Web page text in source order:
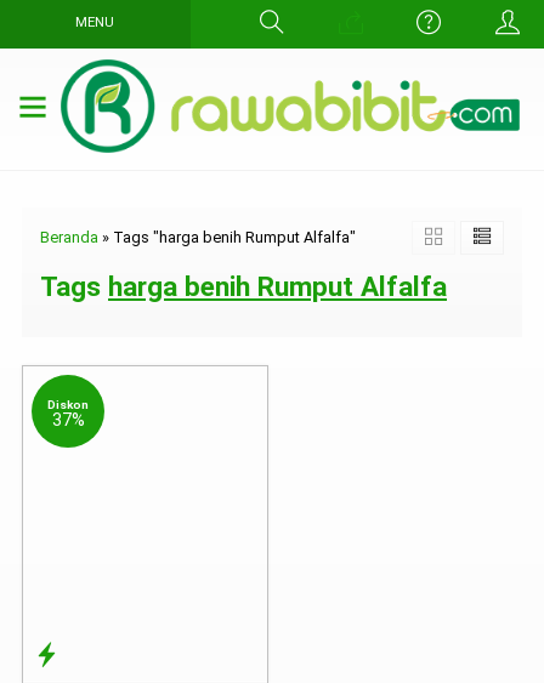
MENU
Beranda » Tags "harga benih Rumput Alfalfa"
Tags harga benih Rumput Alfalfa
Diskon
37%